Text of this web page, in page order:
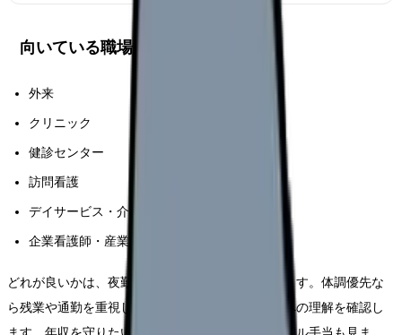
向いている職場タイプ
外来
クリニック
健診センター
訪問看護
デイサービス・介護施設
企業看護師・産業保健
どれが良いかは、夜勤をなくしたい理由で変わります。体調優先な
ら残業や通勤を重視し、子育て優先なら急な休みへの理解を確認し